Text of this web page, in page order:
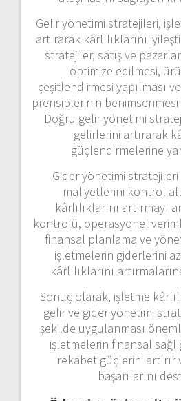
Gelir yönetimi stratejileri,
artırarak kârlılıklarını
stratejiler, satış ve
optimize edilmesi,
çeşitlendirmesi yapılması
prensiplerinin benimsenmesi
Doğru gelir yönetimi
gelirlerini artırarak
güçlendirmelerine
Gider yönetimi
maliyetlerini kontrol
kârlılıklarını artırmayı
kontrolü, operasyonel
finansal planlama ve
işletmelerin giderlerini
kârlılıklarını
Sonuç olarak, işletme
gelir ve gider yönetimi
şekilde uygulanması
işletmelerin finansal
rekabet güçlerini artırır
başarılarını